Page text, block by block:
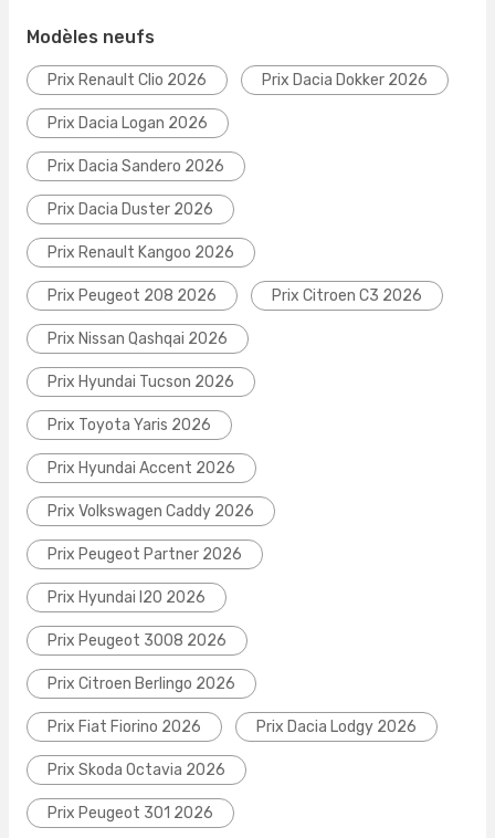
Modèles neufs
Prix Renault Clio 2026 Prix Dacia Dokker 2026
Prix Dacia Logan 2026
Prix Dacia Sandero 2026
Prix Dacia Duster 2026
Prix Renault Kangoo 2026
Prix Peugeot 208 2026 Prix Citroen C3 2026
Prix Nissan Qashqai 2026
Prix Hyundai Tucson 2026
Prix Toyota Yaris 2026
Prix Hyundai Accent 2026
Prix Volkswagen Caddy 2026
Prix Peugeot Partner 2026
Prix Hyundai I20 2026
Prix Peugeot 3008 2026
Prix Citroen Berlingo 2026
Prix Fiat Fiorino 2026 Prix Dacia Lodgy 2026
Prix Skoda Octavia 2026
Prix Peugeot 301 2026